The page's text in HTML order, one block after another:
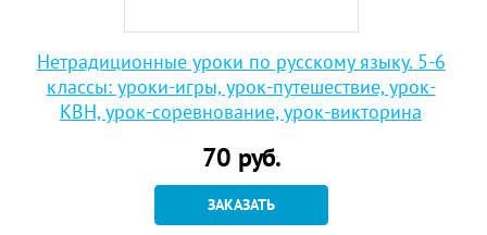
Нетрадиционные уроки по русскому языку. 5-6
классы: уроки-игры, урок-путешествие, урок-
КВН, урок-соревнование, урок-викторина
70руб.
ЗАКАЗАТЬ